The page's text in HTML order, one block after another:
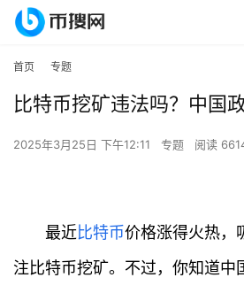
首页 专题
比特币挖矿违法吗？中国
2025年3月25日 下午12:11 专题 阅读
最近比特币价格涨得火热，
注比特币挖矿。不过，你知道中